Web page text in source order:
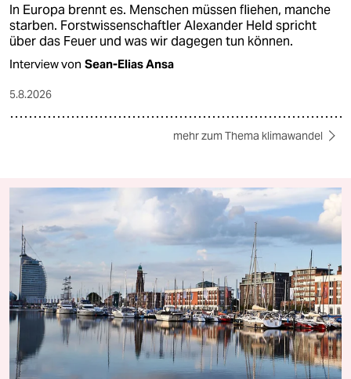
In Europa brennt es. Menschen müssen fliehen, manche
starben. Forstwissenschaftler Alexander Held spricht
über das Feuer und was wir dagegen tun können.
Interview von Sean-Elias Ansa
5.8.2026
mehr zum Thema klimawandel